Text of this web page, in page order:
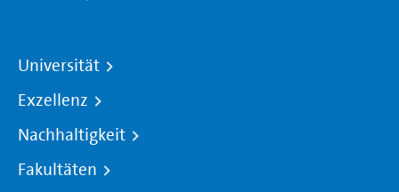
Universität
Exzellenz
Nachhaltigkeit
Fakultäten